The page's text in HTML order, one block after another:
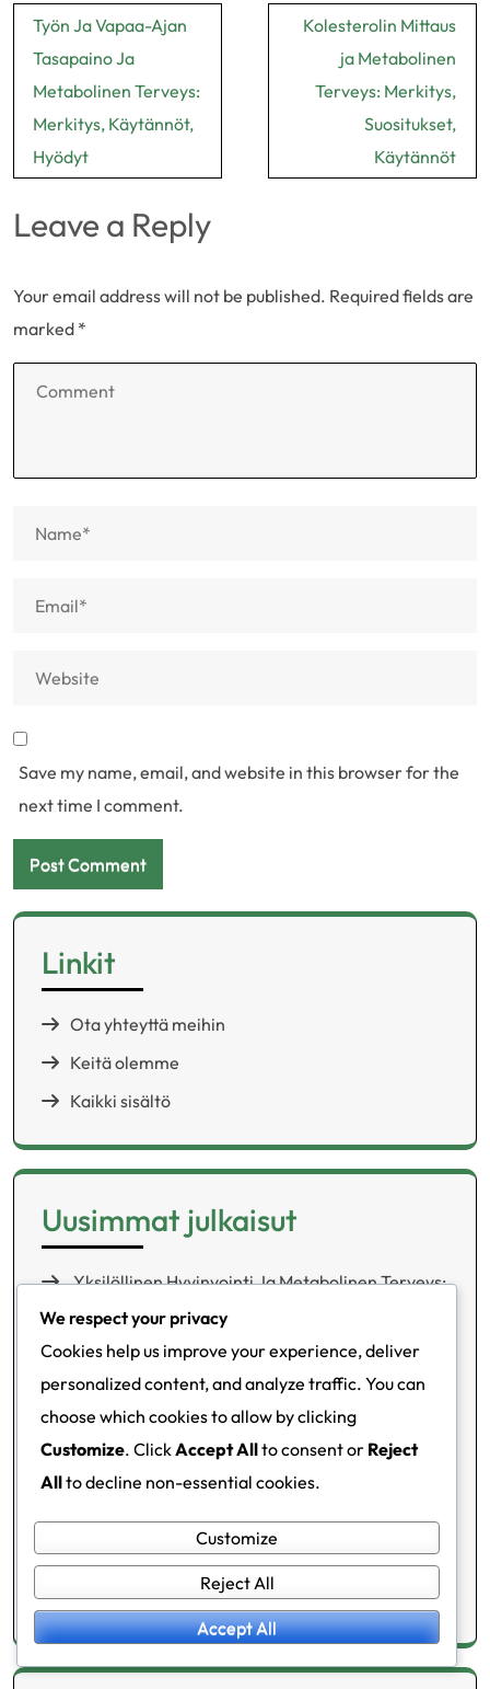
Post
navigation
Työn Ja Vapaa-Ajan
Tasapaino Ja
Metabolinen Terveys:
Merkitys, Käytännöt,
Hyödyt
Kolesterolin Mittaus
ja Metabolinen
Terveys: Merkitys,
Suositukset,
Käytännöt
Leave a Reply
Your email address will not be published. Required fields are
marked *
Save my name, email, and website in this browser for the
next time I comment.
Linkit
Ota yhteyttä meihin
Keitä olemme
Kaikki sisältö
Uusimmat julkaisut
Yksilöllinen Hyvinvointi Ja Metabolinen Terveys:
Merkitys, Lähestymistavat, Käytännöt
Mielenterveyden Mittarit ja Metabolinen
Terveys: Merkitys, Seuranta, Käytännöt
Verenpaineen Mittaus ja Metabolinen Terveys:
Merkitys, Suositukset, Käytännöt
Verensokerin Seuranta ja Metabolinen Terveys:
Menetelmät, Hyödyt, Käytännöt
Liikunta Ja Metabolinen Terveys: Hyödyt,
Suositukset, Käytännöt
We respect your privacy
Cookies help us improve your experience, deliver
personalized content, and analyze traffic. You can
choose which cookies to allow by clicking
Customize. ClickAccept Allto consent or Reject
Allto decline non-essential cookies.
Customize
Reject All
Accept All